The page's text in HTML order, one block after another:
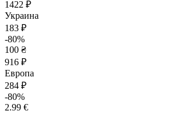
1422 ₽
Украина
183 ₽
-80%
100 ₴
916 ₽
Европа
284 ₽
-80%
2.99 €